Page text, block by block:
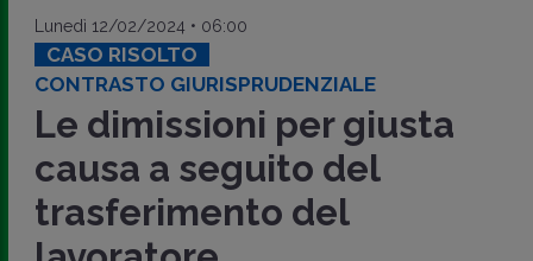
Lunedì 12/02/2024 • 06:00
CASO RISOLTO
CONTRASTO GIURISPRUDENZIALE
Le dimissioni per giusta
causa a seguito del
trasferimento del